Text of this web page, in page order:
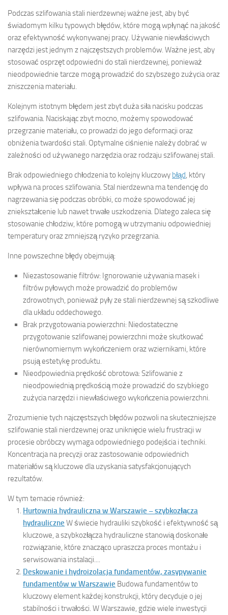
Podczas szlifowania stali nierdzewnej ważne jest, aby być
świadomym kilku typowych błędów, które mogą wpłynąć na jakość
oraz efektywność wykonywanej pracy. Używanie niewłaściwych
narzędzi jest jednym z najczęstszych problemów. Ważne jest, aby
stosować osprzęt odpowiedni do stali nierdzewnej, ponieważ
nieodpowiednie tarcze mogą prowadzić do szybszego zużycia oraz
zniszczenia materiału.
Kolejnym istotnym błędem jest zbyt duża siła nacisku podczas
szlifowania. Naciskając zbyt mocno, możemy spowodować
przegrzanie materiału, co prowadzi do jego deformacji oraz
obniżenia twardości stali. Optymalne ciśnienie należy dobrać w
zależności od używanego narzędzia oraz rodzaju szlifowanej stali.
Brak odpowiedniego chłodzenia to kolejny kluczowy błąd , który
wpływa na proces szlifowania. Stal nierdzewna ma tendencję do
nagrzewania się podczas obróbki, co może spowodować jej
zniekształcenie lub nawet trwałe uszkodzenia. Dlatego zaleca się
stosowanie chłodziw, które pomogą w utrzymaniu odpowiedniej
temperatury oraz zmniejszą ryzyko przegrzania.
Inne powszechne błędy obejmują:
Niezastosowanie filtrów: Ignorowanie używania masek i
filtrów pyłowych może prowadzić do problemów
zdrowotnych, ponieważ pyły ze stali nierdzewnej są szkodliwe
dla układu oddechowego.
Brak przygotowania powierzchni: Niedostateczne
przygotowanie szlifowanej powierzchni może skutkować
nierównomiernym wykończeniem oraz wziernikami, które
psują estetykę produktu.
Nieodpowiednia prędkość obrotowa: Szlifowanie z
nieodpowiednią prędkością może prowadzić do szybkiego
zużycia narzędzi i niewłaściwego wykończenia powierzchni.
Zrozumienie tych najczęstszych błędów pozwoli na skuteczniejsze
szlifowanie stali nierdzewnej oraz uniknięcie wielu frustracji w
procesie obróbczy wymaga odpowiedniego podejścia i techniki.
Koncentracja na precyzji oraz zastosowanie odpowiednich
materiałów są kluczowe dla uzyskania satysfakcjonujących
rezultatów.
W tym temacie również:
Hurtownia hydrauliczna w Warszawie – szybkozłącza
hydrauliczne W świecie hydrauliki szybkość i efektywność są
kluczowe, a szybkozłącza hydrauliczne stanowią doskonałe
rozwiązanie, które znacząco upraszcza proces montażu i
serwisowania instalacji....
Deskowanie i hydroizolacja fundamentów, zasypywanie
fundamentów w Warszawie Budowa fundamentów to
kluczowy element każdej konstrukcji, który decyduje o jej
stabilności i trwałości. W Warszawie, gdzie wiele inwestycji